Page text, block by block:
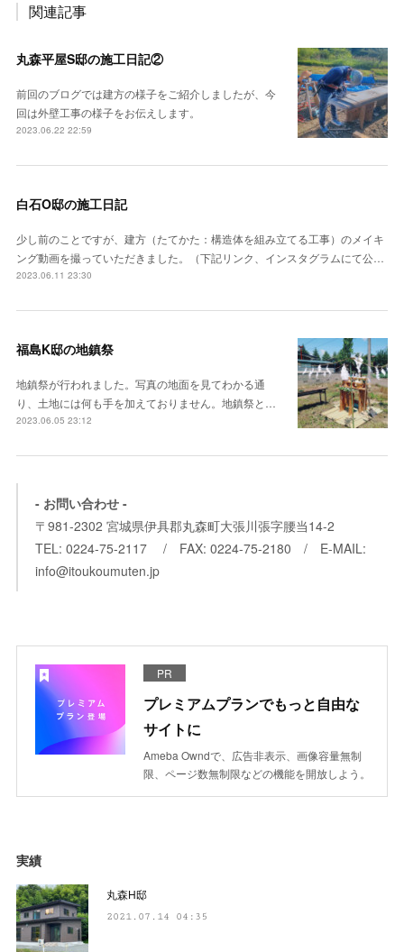
関連記事
丸森平屋S邸の施工日記②
前回のブログでは建方の様子をご紹介しましたが、今
回は外壁工事の様子をお伝えします。
2023.06.22 22:59
白石O邸の施工日記
少し前のことですが、建方（たてかた：構造体を組み立てる工事）のメイキ
ング動画を撮っていただきました。（下記リンク、インスタグラムにて公…
2023.06.11 23:30
福島K邸の地鎮祭
地鎮祭が行われました。写真の地面を見てわかる通
り、土地には何も手を加えておりません。地鎮祭と…
2023.06.05 23:12
- お問い合わせ -
〒981-2302 宮城県伊具郡丸森町大張川張字腰当14-2
TEL: 0224-75-2117 / FAX: 0224-75-2180 / E-MAIL:
info@itoukoumuten.jp
PR
プレミアムプランでもっと自由な
サイトに
Ameba Owndで、広告非表示、画像容量無制
限、ページ数無制限などの機能を開放しよう。
実績
丸森H邸
2021.07.14 04:35